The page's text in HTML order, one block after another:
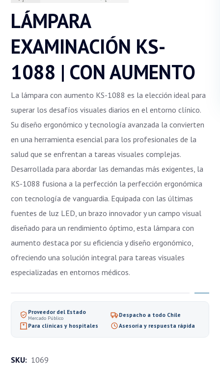
LÁMPARA
EXAMINACIÓN KS-
1088 | CON AUMENTO
La lámpara con aumento KS-1088 es la elección ideal para
superar los desafíos visuales diarios en el entorno clínico.
Su diseño ergonómico y tecnología avanzada la convierten
en una herramienta esencial para los profesionales de la
salud que se enfrentan a tareas visuales complejas.
Desarrollada para abordar las demandas más exigentes, la
KS-1088 fusiona a la perfección la perfección ergonómica
con tecnología de vanguardia. Equipada con las últimas
fuentes de luz LED, un brazo innovador y un campo visual
diseñado para un rendimiento óptimo, esta lámpara con
aumento destaca por su eficiencia y diseño ergonómico,
ofreciendo una solución integral para tareas visuales
especializadas en entornos médicos.
Proveedor del Estado
Mercado Público
Despacho a todo Chile
Para clínicas y hospitales
Asesoría y respuesta rápida
SKU: 1069